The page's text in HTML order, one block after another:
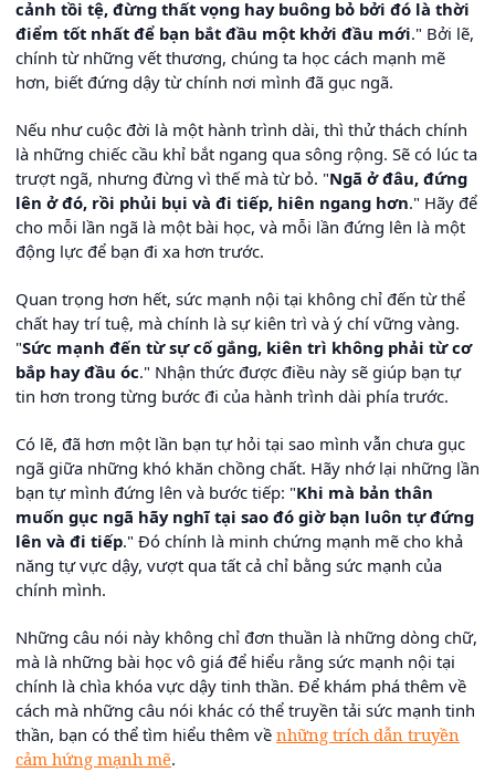
cảnh tồi tệ, đừng thất vọng hay buông bỏ bởi đó là thời
điểm tốt nhất để bạn bắt đầu một khởi đầu mới." Bởi lẽ,
chính từ những vết thương, chúng ta học cách mạnh mẽ
hơn, biết đứng dậy từ chính nơi mình đã gục ngã.
Nếu như cuộc đời là một hành trình dài, thì thử thách chính
là những chiếc cầu khỉ bắt ngang qua sông rộng. Sẽ có lúc ta
trượt ngã, nhưng đừng vì thế mà từ bỏ. "Ngã ở đâu, đứng
lên ở đó, rồi phủi bụi và đi tiếp, hiên ngang hơn." Hãy để
cho mỗi lần ngã là một bài học, và mỗi lần đứng lên là một
động lực để bạn đi xa hơn trước.
Quan trọng hơn hết, sức mạnh nội tại không chỉ đến từ thể
chất hay trí tuệ, mà chính là sự kiên trì và ý chí vững vàng.
"Sức mạnh đến từ sự cố gắng, kiên trì không phải từ cơ
bắp hay đầu óc." Nhận thức được điều này sẽ giúp bạn tự
tin hơn trong từng bước đi của hành trình dài phía trước.
Có lẽ, đã hơn một lần bạn tự hỏi tại sao mình vẫn chưa gục
ngã giữa những khó khăn chồng chất. Hãy nhớ lại những lần
bạn tự mình đứng lên và bước tiếp: "Khi mà bản thân
muốn gục ngã hãy nghĩ tại sao đó giờ bạn luôn tự đứng
lên và đi tiếp." Đó chính là minh chứng mạnh mẽ cho khả
năng tự vực dậy, vượt qua tất cả chỉ bằng sức mạnh của
chính mình.
Những câu nói này không chỉ đơn thuần là những dòng chữ,
mà là những bài học vô giá để hiểu rằng sức mạnh nội tại
chính là chìa khóa vực dậy tinh thần. Để khám phá thêm về
cách mà những câu nói khác có thể truyền tải sức mạnh tinh
thần, bạn có thể tìm hiểu thêm về những trích dẫn truyền
cảm hứng mạnh mẽ.